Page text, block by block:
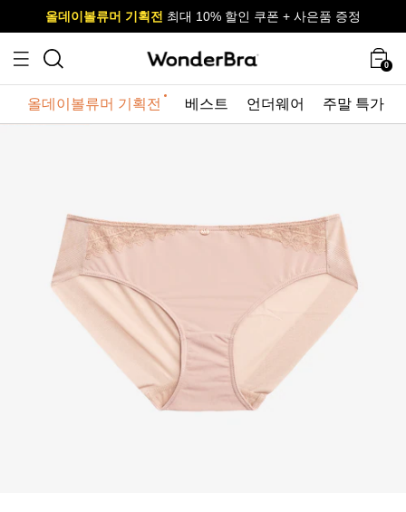
사이즈 무료 교환 서비스
올데이볼류머 기획전 최대 10% 할인 쿠폰 + 사은품 증정
사이즈 무료 교환 서비스
올데이볼류머 기획전
0
올데이볼류머 기획전 베스트 언더웨어 주말 특가